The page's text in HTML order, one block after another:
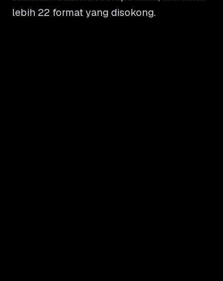
lebih 22 format yang disokong.